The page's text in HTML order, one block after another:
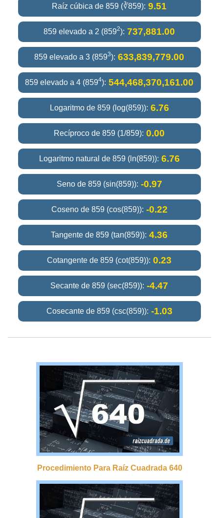
Raíz cúbica de 859 (∛859): 9.51
859 elevado a 2 (8592): 737,881.00
859 elevado a 3 (8593): 633,839,779.00
859 elevado a 4 (8594): 544,468,370,161.00
Logaritmo de 859 (log(859)): 6.76
Recíproco de 859 (1/859): 0.00
Logaritmo natural de 859 (ln(859)): 6.76
Seno de 859 (sin(859)): -0.97
Coseno de 859 (cos(859)): -0.22
Tangente de 859 (tan(859)): 4.36
Cotangente de 859 (cot(859)): 0.23
Secante de 859 (sec(859)): -4.47
Cosecante de 859 (csc(859)): -1.03
Procedimiento Para Raíz Cuadrada 640